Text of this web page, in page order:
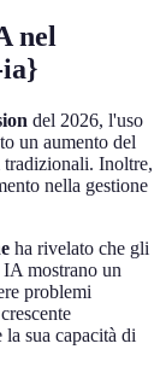
nel
del 2026, l'uso
un aumento del
tradizionali. Inoltre,
nella gestione
ha rivelato che gli
mostrano un
problemi
sua capacità di